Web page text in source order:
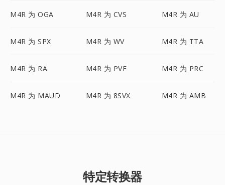
M4R 为 OGA M4R 为 CVS M4R 为 AU
M4R 为 SPX M4R 为 WV M4R 为 TTA
M4R 为 RA M4R 为 PVF M4R 为 PRC
M4R 为 MAUD M4R 为 8SVX M4R 为 AMB
特定转换器